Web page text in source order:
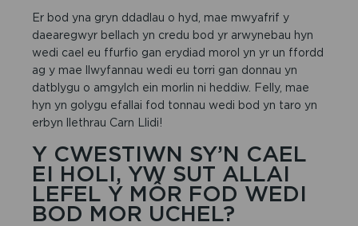
Er bod yna gryn ddadlau o hyd, mae mwyafrif y
daearegwyr bellach yn credu bod yr arwynebau hyn
wedi cael eu ffurfio gan erydiad morol yn yr un ffordd
ag y mae llwyfannau wedi eu torri gan donnau yn
datblygu o amgylch ein morlin ni heddiw. Felly, mae
hyn yn golygu efallai fod tonnau wedi bod yn taro yn
erbyn llethrau Carn Llidi!
Y CWESTIWN SY’N CAEL
EI HOLI, YW SUT ALLAI
LEFEL Y MÔR FOD WEDI
BOD MOR UCHEL?